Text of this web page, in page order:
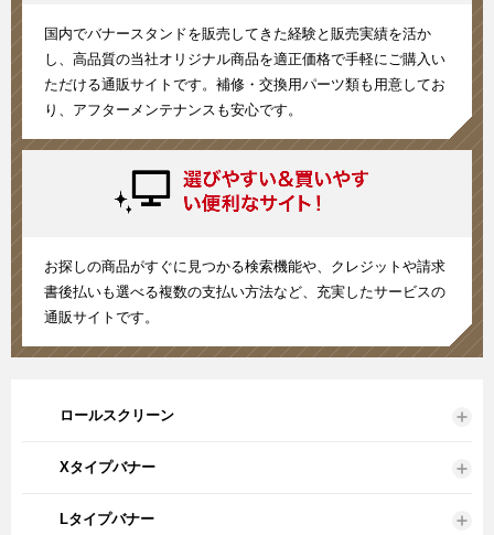
国内でバナースタンドを販売してきた経験と販売実績を活か
し、高品質の当社オリジナル商品を適正価格で手軽にご購入い
ただける通販サイトです。補修・交換用パーツ類も用意してお
り、アフターメンテナンスも安心です。
お探しの商品がすぐに見つかる検索機能や、クレジットや請求
書後払いも選べる複数の支払い方法など、充実したサービスの
通販サイトです。
ロールスクリーン
Xタイプバナー
Lタイプバナー